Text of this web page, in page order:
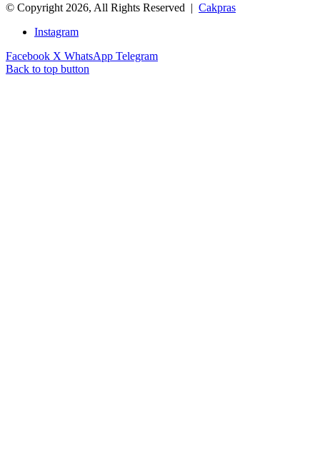
© Copyright 2026, All Rights Reserved | Cakpras
Instagram
Facebook X WhatsApp Telegram
Back to top button